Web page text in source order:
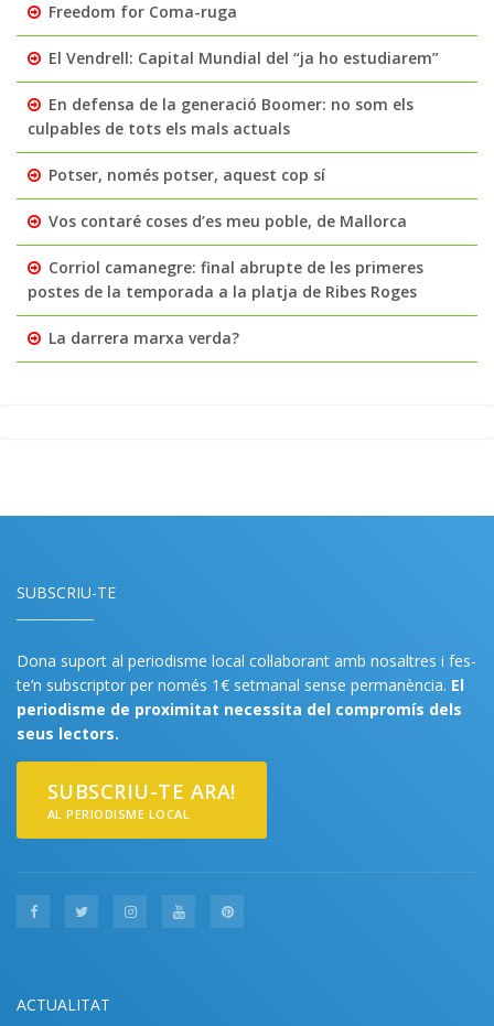
Freedom for Coma-ruga
El Vendrell: Capital Mundial del “ja ho estudiarem”
En defensa de la generació Boomer: no som els
culpables de tots els mals actuals
Potser, només potser, aquest cop sí
Vos contaré coses d’es meu poble, de Mallorca
Corriol camanegre: final abrupte de les primeres
postes de la temporada a la platja de Ribes Roges
La darrera marxa verda?
SUBSCRIU-TE
Dona suport al periodisme local col·laborant amb nosaltres i fes-
te’n subscriptor per només 1€ setmanal sense permanència. El
periodisme de proximitat necessita del compromís dels
seus lectors.
SUBSCRIU-TE ARA!
AL PERIODISME LOCAL
ACTUALITAT